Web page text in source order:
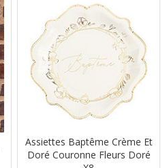
Assiettes Baptême Crème Et
Doré Couronne Fleurs Doré